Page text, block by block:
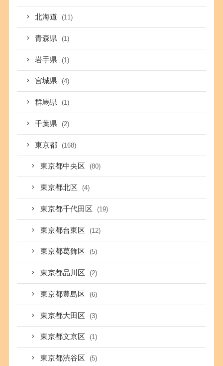
北海道 (11)
青森県 (1)
岩手県 (1)
宮城県 (4)
群馬県 (1)
千葉県 (2)
東京都 (168)
東京都中央区 (80)
東京都北区 (4)
東京都千代田区 (19)
東京都台東区 (12)
東京都葛飾区 (5)
東京都品川区 (2)
東京都豊島区 (6)
東京都大田区 (3)
東京都文京区 (1)
東京都渋谷区 (5)